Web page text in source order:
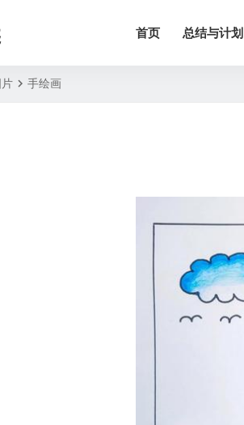
首页 总结与计划
手绘画